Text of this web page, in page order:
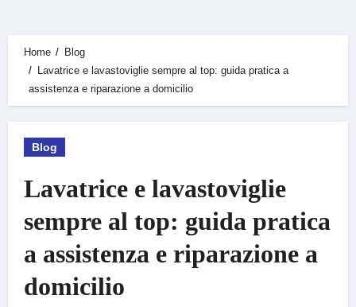
Home
Blog
Lavatrice e lavastoviglie sempre al top: guida pratica a
assistenza e riparazione a domicilio
Blog
Lavatrice e lavastoviglie
sempre al top: guida pratica
a assistenza e riparazione a
domicilio